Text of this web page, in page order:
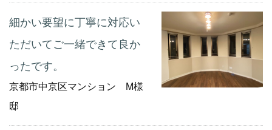
細かい要望に丁寧に対応い
ただいてご一緒できて良か
ったです。
京都市中京区マンション M様
邸